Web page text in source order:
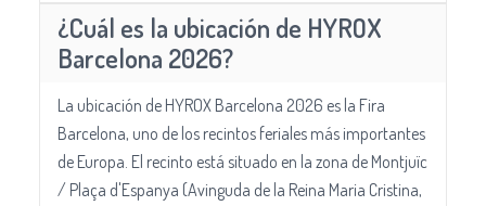
¿Cuál es la ubicación de HYROX
Barcelona 2026?
La ubicación de HYROX Barcelona 2026 es la Fira
Barcelona, uno de los recintos feriales más importantes
de Europa. El recinto está situado en la zona de Montjuïc
/ Plaça d'Espanya (Avinguda de la Reina Maria Cristina,